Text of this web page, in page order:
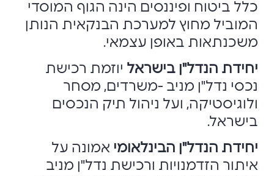
כלל ביטוח ופיננסים הינה הגוף המוסדי
המוביל מחוץ למערכת הבנקאית הנותן
משכנתאות באופן עצמאי.
יחידת הנדל"ן בישראל יוזמת רכישת
נכסי נדל"ן מניב -משרדים, מסחר
ולוגיסטיקה, ועל ניהול תיק הנכסים
בישראל.
יחידת הנדל"ן הבינלאומי אמונה על
איתור הזדמנויות ורכישת נדל"ן מניב